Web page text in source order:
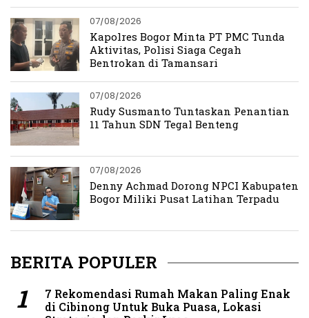
07/08/2026
Kapolres Bogor Minta PT PMC Tunda
Aktivitas, Polisi Siaga Cegah
Bentrokan di Tamansari
07/08/2026
Rudy Susmanto Tuntaskan Penantian
11 Tahun SDN Tegal Benteng
07/08/2026
Denny Achmad Dorong NPCI Kabupaten
Bogor Miliki Pusat Latihan Terpadu
BERITA POPULER
7 Rekomendasi Rumah Makan Paling Enak
di Cibinong Untuk Buka Puasa, Lokasi